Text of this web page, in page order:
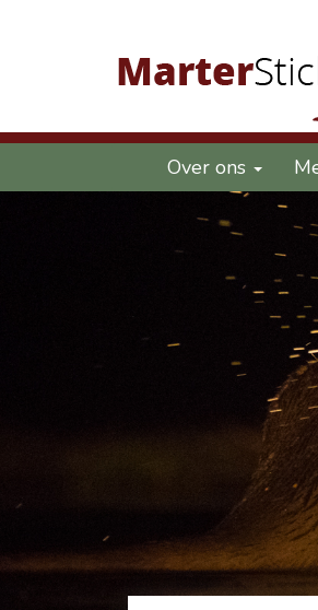
Over ons